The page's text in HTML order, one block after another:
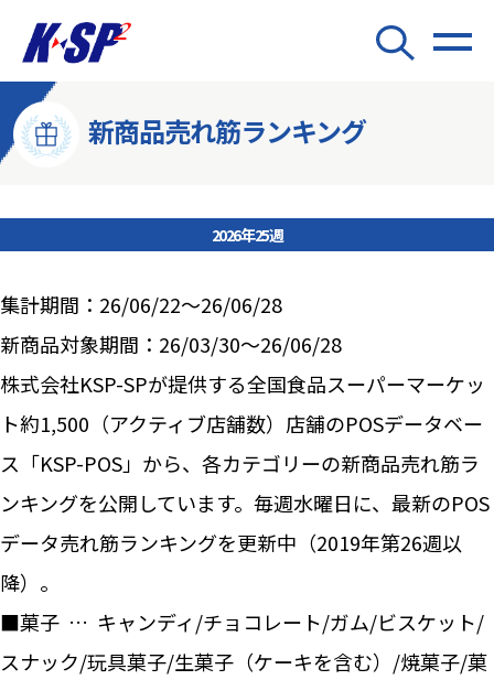
新商品売れ筋ランキング
2026年25週
集計期間：26/06/22～26/06/28
新商品対象期間：26/03/30～26/06/28
株式会社KSP-SPが提供する全国食品スーパーマーケッ
ト約1,500（アクティブ店舗数）店舗のPOSデータベー
ス「KSP-POS」から、各カテゴリーの新商品売れ筋ラ
ンキングを公開しています。毎週水曜日に、最新のPOS
データ売れ筋ランキングを更新中（2019年第26週以
降）。
■菓子 … キャンディ/チョコレート/ガム/ビスケット/
スナック/玩具菓子/生菓子（ケーキを含む）/焼菓子/菓